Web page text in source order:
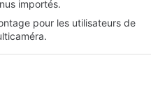
importés.
pour les utilisateurs de